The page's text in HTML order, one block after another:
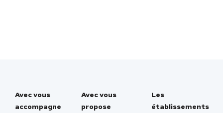
Avec vous
accompagne
Avec vous
propose
Les
établissements